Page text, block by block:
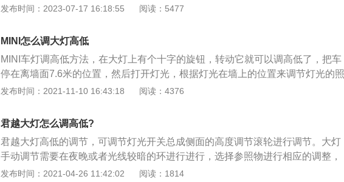
调整，拧动大灯后方的调节螺丝，进行机械调整；3、找一个180CM左右身高的
臀部，如果高于臀部就属于过高，需要调低一些。如果车主不会，建议去4S店或
是专业的汽修店让技师调整。
发布时间：2023-07-17 16:18:55 阅读：5477
MINI怎么调大灯高低
MINI车灯调高低方法，在大灯上有个十字的旋钮，转动它就可以调高低了，把车
停在离墙面7.6米的位置，然后打开灯光，根据灯光在墙上的位置来调节灯光的照
射位置。汽车大灯高度调节是为了通过调节大灯高度以便获得最佳的照射距离，
大灯的高度。汽车大灯，也称汽车前照灯、汽车LED日行灯，作为汽车的眼睛，
不仅关系到一个车主的外在形象，更与夜间开车或坏天气条件下的安全驾驶紧密
联系。车灯也是发出各种车辆行驶信号的提示工具。一般分为前照灯、尾灯、转
向灯等。灯具对驾驶者至关重要，因为这不仅影响到行车的舒适性，而且还直接
关系到行车的安全性。通常在得到提醒之前，车主很难意识到前大灯、尾灯、转
发布时间：2021-11-10 16:43:18 阅读：4376
君越大灯怎么调高低?
君越大灯高低的调节，可调节灯光开关总成侧面的高度调节滚轮进行调节。大灯
手动调节需要在夜晚或者光线较暗的环进行进行，选择参照物进行相应的调整，
不影响行车安全即可。大灯高度的调节方法如下：1、汽车配备前照灯高度调节
发布时间：2021-04-26 11:42:02 阅读：1814